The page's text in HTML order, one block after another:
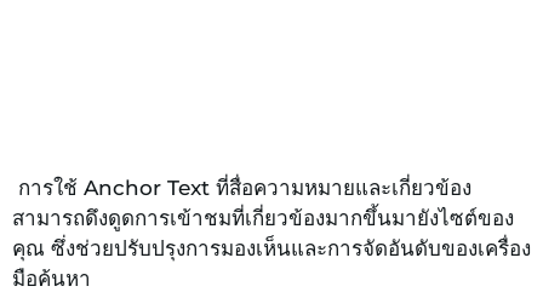
การใช้ Anchor Text ที่สื่อความหมายและเกี่ยวข้อง
สามารถดึงดูดการเข้าชมที่เกี่ยวข้องมากขึ้นมายังไซต์ของ
คุณ ซึ่งช่วยปรับปรุงการมองเห็นและการจัดอันดับของเครื่อง
มือค้นหา